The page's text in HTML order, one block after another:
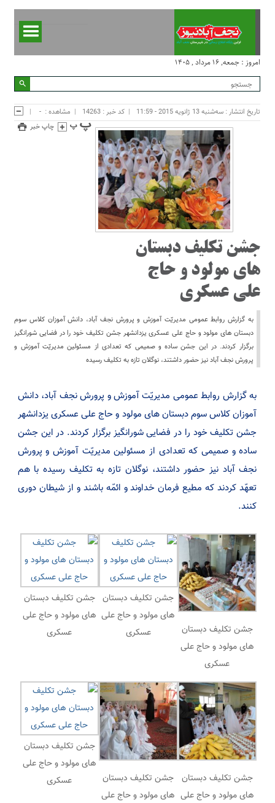
امروز : جمعه, ۱۶ مرداد , ۱۴۰۵
تاریخ انتشار : سه‌شنبه 13 ژانویه 2015 - 11:59 کد خبر : 14263 مشاهده : -
چاپ خبر
جشن تکلیف دبستان
های مولود و حاج
علی عسکری
به گزارش روابط عمومی مدیریّت آموزش و پرورش نجف آباد، دانش آموزان کلاس سوم
دبستان های مولود و حاج علی عسکری یزدانشهر جشن تکلیف خود را در فضایی شورانگیز
برگزار کردند. در این جشن ساده و صمیمی که تعدادی از مسئولین مدیریّت آموزش و
پرورش نجف آباد نیز حضور داشتند، نوگلان تازه به تکلیف رسیده
به گزارش روابط عمومی مدیریّت آموزش و پرورش نجف آباد، دانش
آموزان کلاس سوم دبستان های مولود و حاج علی عسکری یزدانشهر
جشن تکلیف خود را در فضایی شورانگیز برگزار کردند. در این جشن
ساده و صمیمی که تعدادی از مسئولین مدیریّت آموزش و پرورش
نجف آباد نیز حضور داشتند، نوگلان تازه به تکلیف رسیده با هم
تعهّد کردند که مطیع فرمان خداوند و ائمّه باشند و از شیطان دوری
کنند.
جشن تکلیف دبستان
های مولود و حاج علی
عسکری
جشن تکلیف دبستان
های مولود و حاج علی
عسکری
جشن تکلیف دبستان
های مولود و حاج علی
عسکری
جشن تکلیف دبستان
های مولود و حاج علی
جشن تکلیف دبستان
های مولود و حاج علی
جشن تکلیف دبستان
های مولود و حاج علی
عسکری